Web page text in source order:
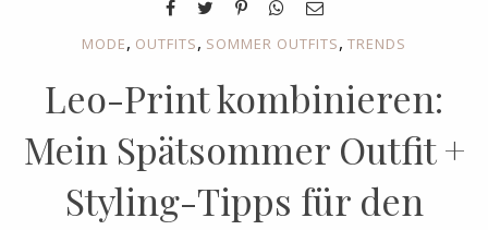
MODE, OUTFITS, SOMMER OUTFITS, TRENDS
Leo-Print kombinieren:
Mein Spätsommer Outfit +
Styling-Tipps für den